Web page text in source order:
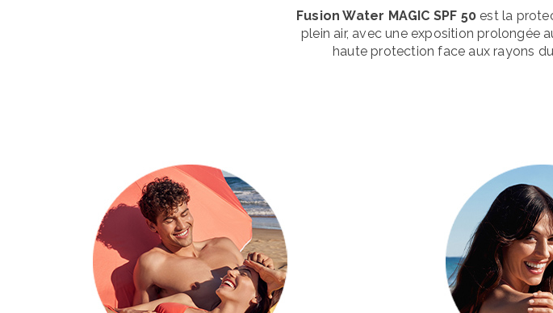
Fusion Water MAGIC SPF 50 est la
plein air, avec une exposition prolongée
haute protection face aux rayons